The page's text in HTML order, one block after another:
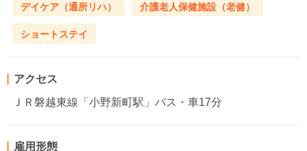
デイケア（通所リハ） 介護老人保健施設（老健）
ショートステイ
アクセス
ＪＲ磐越東線「小野新町駅」バス・車17分
雇用形態